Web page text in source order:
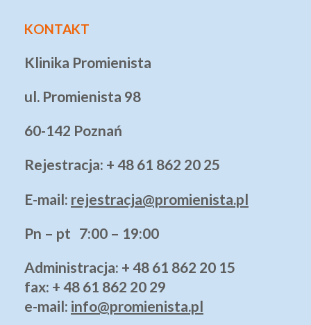
KONTAKT
Klinika Promienista
ul. Promienista 98
60-142 Poznań
Rejestracja: + 48 61 862 20 25
E-mail: rejestracja@promienista.pl
Pn – pt 7:00 – 19:00
Administracja: + 48 61 862 20 15
fax: + 48 61 862 20 29
e-mail: info@promienista.pl